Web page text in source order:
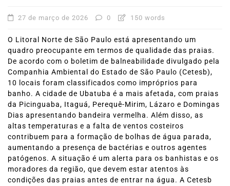
27 de março de 2026 0 150 words
O Litoral Norte de São Paulo está apresentando um
quadro preocupante em termos de qualidade das praias.
De acordo com o boletim de balneabilidade divulgado pela
Companhia Ambiental do Estado de São Paulo (Cetesb),
10 locais foram classificados como impróprios para
banho. A cidade de Ubatuba é a mais afetada, com praias
da Picinguaba, Itaguá, Perequê-Mirim, Lázaro e Domingas
Dias apresentando bandeira vermelha. Além disso, as
altas temperaturas e a falta de ventos costeiros
contribuem para a formação de bolhas de água parada,
aumentando a presença de bactérias e outros agentes
patógenos. A situação é um alerta para os banhistas e os
moradores da região, que devem estar atentos às
condições das praias antes de entrar na água. A Cetesb